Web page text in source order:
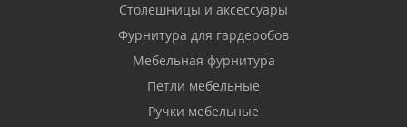
Столешницы и аксессуары
Фурнитура для гардеробов
Мебельная фурнитура
Петли мебельные
Ручки мебельные